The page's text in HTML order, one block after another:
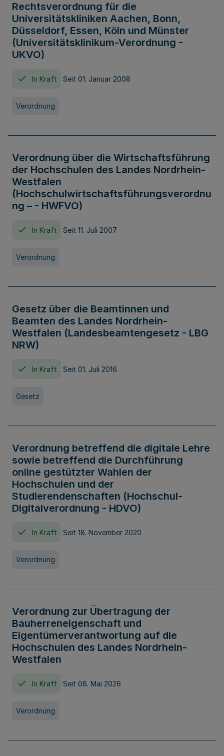
Rechtsverordnung für die
Universitätskliniken Aachen, Bonn,
Düsseldorf, Essen, Köln und Münster
(Universitätsklinikum-Verordnung -
UKVO)
In Kraft Seit 01. Januar 2008
Verordnung
Verordnung über die Wirtschaftsführung
der Hochschulen des Landes Nordrhein-
Westfalen
(Hochschulwirtschaftsführungsverordnu
ng – - HWFVO)
In Kraft Seit 11. Juli 2007
Verordnung
Gesetz über die Beamtinnen und
Beamten des Landes Nordrhein-
Westfalen (Landesbeamtengesetz - LBG
NRW)
In Kraft Seit 01. Juli 2016
Gesetz
Verordnung betreffend die digitale Lehre
sowie betreffend die Durchführung
online gestützter Wahlen der
Hochschulen und der
Studierendenschaften (Hochschul-
Digitalverordnung - HDVO)
In Kraft Seit 18. November 2020
Verordnung
Verordnung zur Übertragung der
Bauherreneigenschaft und
Eigentümerverantwortung auf die
Hochschulen des Landes Nordrhein-
Westfalen
In Kraft Seit 08. Mai 2026
Verordnung